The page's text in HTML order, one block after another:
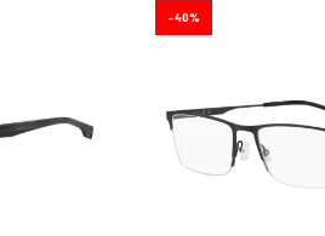
40